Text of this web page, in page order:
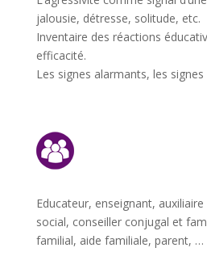
jalousie, détresse, solitude, etc.
Inventaire des réactions
efficacité.
Les signes alarmants, les
Educateur, enseignant,
social, conseiller conjugal et
familial, aide familiale, parent, …